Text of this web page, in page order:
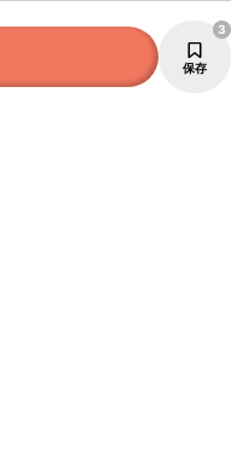
保存
3